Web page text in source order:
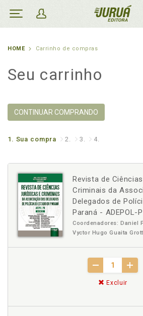
HOME Carrinho de compras
Seu carrinho
CONTINUAR COMPRANDO
1. Sua compra 2. 3. 4.
Revista de
Criminais da
Delegados de
Paraná - ADEPOL-
Coordenadores: Daniel
Vyctor Hugo Guaita
Excluir